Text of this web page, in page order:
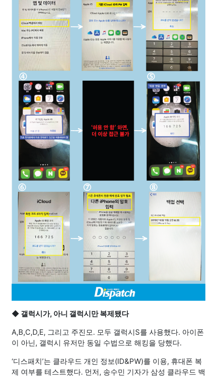
◆ 갤럭시가, 아니 갤럭시만 복제됐다
A,B,C,D,E, 그리고 주진모. 모두 갤럭시S를 사용했다. 아이폰
이 아닌, 갤럭시 유저만 동일 수법으로 해킹을 당했다.
‘디스패치’는 클라우드 개인 정보(ID&PW)를 이용, 휴대폰 복
제 여부를 테스트했다. 먼저, 송수민 기자가 삼성 클라우드 백